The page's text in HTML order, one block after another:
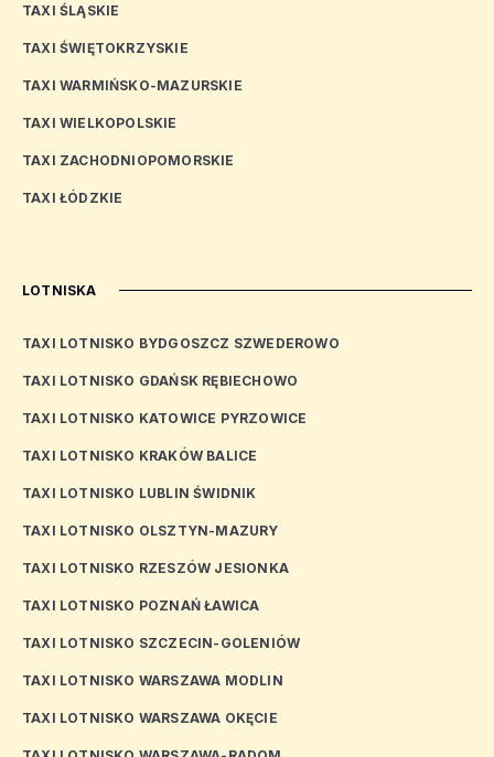
TAXI ŚLĄSKIE
TAXI ŚWIĘTOKRZYSKIE
TAXI WARMIŃSKO-MAZURSKIE
TAXI WIELKOPOLSKIE
TAXI ZACHODNIOPOMORSKIE
TAXI ŁÓDZKIE
LOTNISKA
TAXI LOTNISKO BYDGOSZCZ SZWEDEROWO
TAXI LOTNISKO GDAŃSK RĘBIECHOWO
TAXI LOTNISKO KATOWICE PYRZOWICE
TAXI LOTNISKO KRAKÓW BALICE
TAXI LOTNISKO LUBLIN ŚWIDNIK
TAXI LOTNISKO OLSZTYN-MAZURY
TAXI LOTNISKO RZESZÓW JESIONKA
TAXI LOTNISKO POZNAŃ ŁAWICA
TAXI LOTNISKO SZCZECIN-GOLENIÓW
TAXI LOTNISKO WARSZAWA MODLIN
TAXI LOTNISKO WARSZAWA OKĘCIE